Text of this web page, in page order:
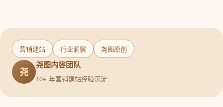
营销建站 行业洞察 尧图原创
尧
尧图内容团队
10+ 年营销建站经验沉淀